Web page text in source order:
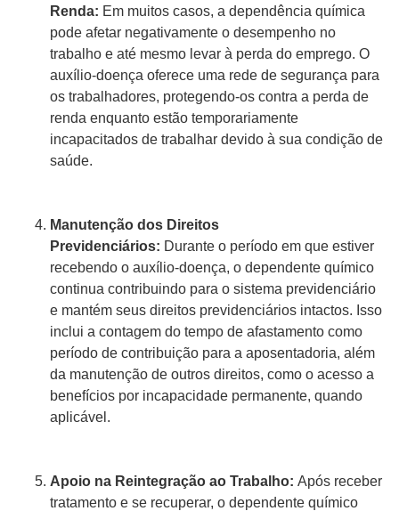
Renda: Em muitos casos, a dependência química
pode afetar negativamente o desempenho no
trabalho e até mesmo levar à perda do emprego. O
auxílio-doença oferece uma rede de segurança para
os trabalhadores, protegendo-os contra a perda de
renda enquanto estão temporariamente
incapacitados de trabalhar devido à sua condição de
saúde.
Manutenção dos Direitos
Previdenciários: Durante o período em que estiver
recebendo o auxílio-doença, o dependente químico
continua contribuindo para o sistema previdenciário
e mantém seus direitos previdenciários intactos. Isso
inclui a contagem do tempo de afastamento como
período de contribuição para a aposentadoria, além
da manutenção de outros direitos, como o acesso a
benefícios por incapacidade permanente, quando
aplicável.
Apoio na Reintegração ao Trabalho: Após receber
tratamento e se recuperar, o dependente químico